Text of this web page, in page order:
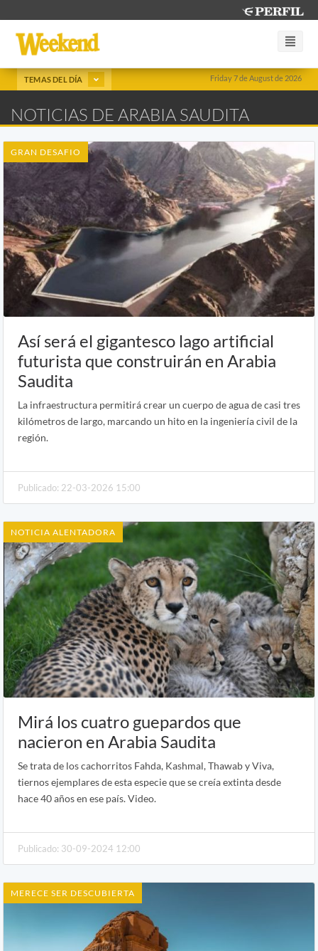
Friday 7 de August de 2026
TEMAS DEL DÍA
NOTICIAS DE ARABIA SAUDITA
GRAN DESAFIO
Así será el gigantesco lago artificial
futurista que construirán en Arabia
Saudita
La infraestructura permitirá crear un cuerpo de agua de casi tres
kilómetros de largo, marcando un hito en la ingeniería civil de la
región.
Publicado: 22-03-2026 15:00
NOTICIA ALENTADORA
Mirá los cuatro guepardos que
nacieron en Arabia Saudita
Se trata de los cachorritos Fahda, Kashmal, Thawab y Viva,
tiernos ejemplares de esta especie que se creía extinta desde
hace 40 años en ese país. Video.
Publicado: 30-09-2024 12:00
MERECE SER DESCUBIERTA